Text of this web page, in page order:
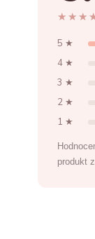
5 ★
4 ★
3 ★
2 ★
1 ★
produkt